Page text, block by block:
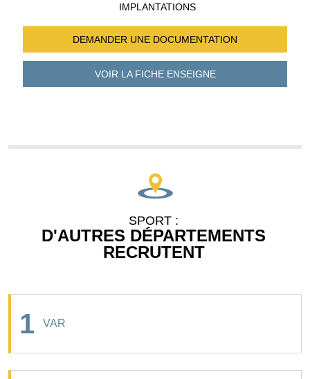
IMPLANTATIONS
DEMANDER UNE DOCUMENTATION
VOIR LA FICHEENSEIGNE
SPORT :
D'AUTRES DÉPARTEMENTS
RECRUTENT
1 VAR